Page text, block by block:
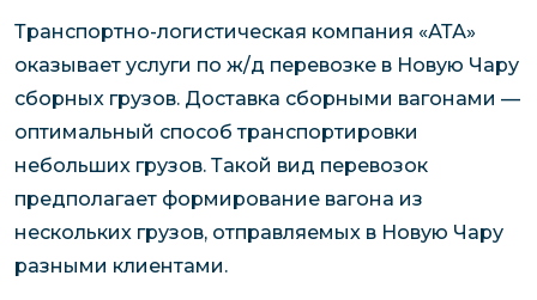
Транспортно-логистическая компания «АТА»
оказывает услуги по ж/д перевозке в Новую Чару
сборных грузов. Доставка сборными вагонами —
оптимальный способ транспортировки
небольших грузов. Такой вид перевозок
предполагает формирование вагона из
нескольких грузов, отправляемых в Новую Чару
разными клиентами.